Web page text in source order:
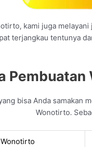
kami juga
terjangkau tentunya
bisa Anda samakan
Wonotirto.